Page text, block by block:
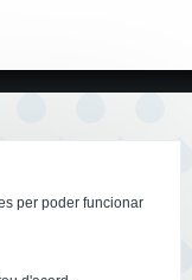
per poder funcionar